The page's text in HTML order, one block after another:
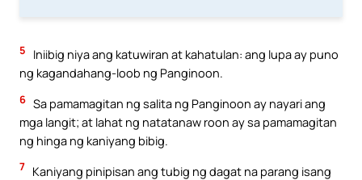
5
Iniibig niya ang katuwiran at kahatulan: ang lupa ay puno
ng kagandahang-loob ng Panginoon.
6 Sa pamamagitan ng salita ng Panginoon ay nayari ang
mga langit; at lahat ng natatanaw roon ay sa pamamagitan
ng hinga ng kaniyang bibig.
7 Kaniyang pinipisan ang tubig ng dagat na parang isang